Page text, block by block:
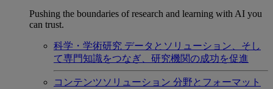
Pushing the boundaries of research and learning with AI you
can trust.
科学・学術研究 データとソリューション、そし
て専門知識をつなぎ、研究機関の成功を促進
コンテンツソリューション 分野とフォーマット